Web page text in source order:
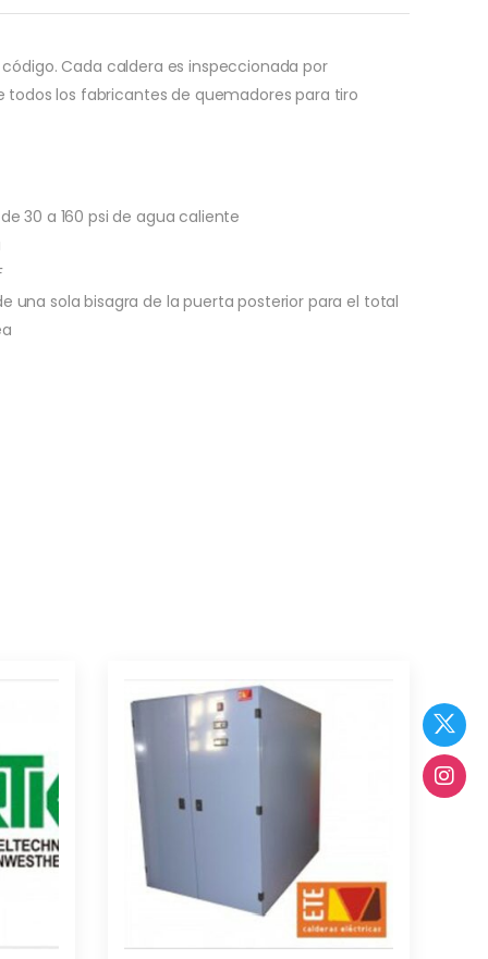
Cada caldera es inspeccionada por
los fabricantes de quemadores para tiro
30 a 160 psi de agua caliente
una sola bisagra de la puerta posterior para el total